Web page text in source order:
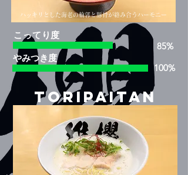
​やみつき度
こってり度
ハッキリとした海老の輪郭と豚骨が絡み合うハーモニー
TORIPAITAN
85%
100%